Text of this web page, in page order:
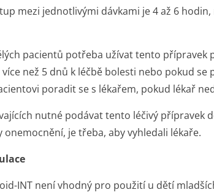
mezi jednotlivými dávkami je 4 až 6 hodin,
pacientů potřeba užívat tento přípravek
než 5 dnů k léčbě bolesti nebo pokud se
poradit se s lékařem, pokud lékař
nutné podávat tento léčivý přípravek
je třeba, aby vyhledali lékaře.
INT není vhodný pro použití u dětí